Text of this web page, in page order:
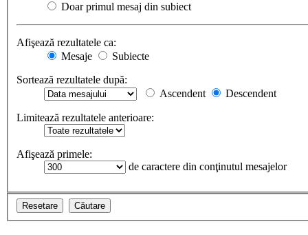
Doar primul mesaj din subiect
Afişează rezultatele ca:
Mesaje
Subiecte
Sortează rezultatele după:
Ascendent
Descendent
Limitează rezultatele anterioare:
Afişează primele:
de caractere din conţinutul mesajelor